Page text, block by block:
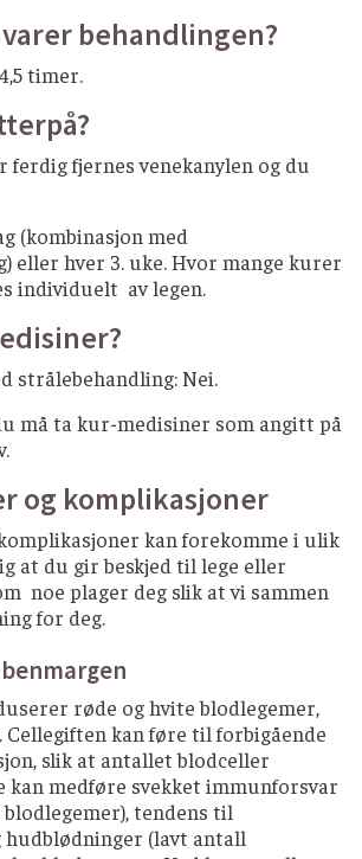
behandlingen?
timer.
fjernes venekanylen og du
(kombinasjon med
eller hver 3. uke. Hvor mange kurer
individuelt av legen.
strålebehandling: Nei.
må ta kur-medisiner som angitt på
og komplikasjoner
kan forekomme i ulik
at du gir beskjed til lege eller
noe plager deg slik at vi sammen
for deg.
røde og hvite blodlegemer,
kan føre til forbigående
slik at antallet blodceller
kan medføre svekket immunforsvar
tendens til
hudblødninger (lavt antall